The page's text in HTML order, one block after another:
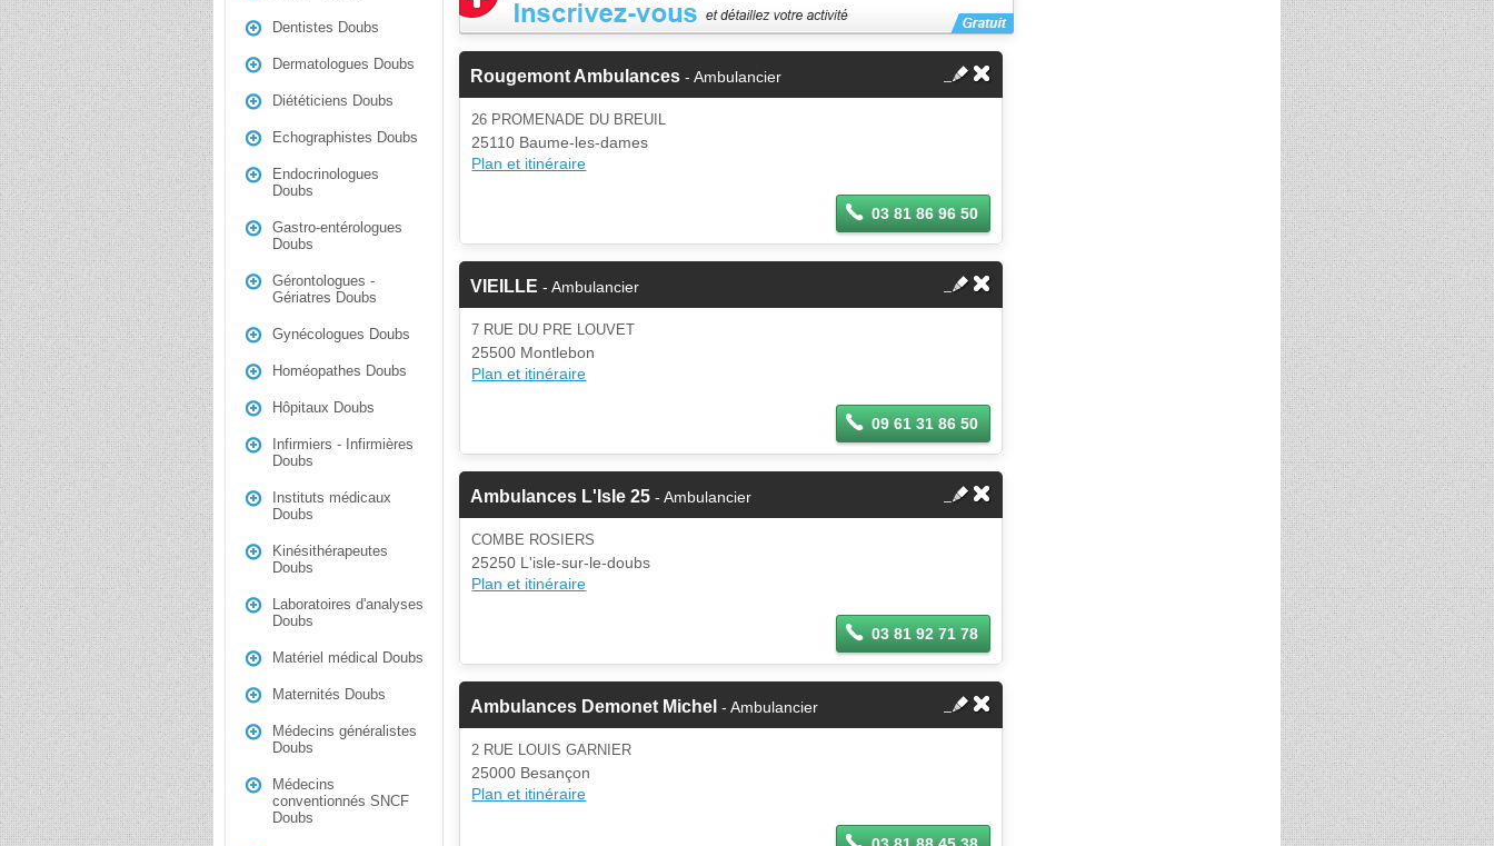
Dentistes Doubs
Dermatologues Doubs
Diététiciens Doubs
Echographistes Doubs
Endocrinologues
Doubs
Gastro-entérologues
Doubs
Gérontologues -
Gériatres Doubs
Gynécologues Doubs
Homéopathes Doubs
Hôpitaux Doubs
Infirmiers - Infirmières
Doubs
Instituts médicaux
Doubs
Kinésithérapeutes
Doubs
Laboratoires d'analyses
Doubs
Matériel médical Doubs
Maternités Doubs
Médecins généralistes
Doubs
Médecins
conventionnés SNCF
Doubs
Rougemont Ambulances - Ambulancier
26 PROMENADE DU BREUIL
25110 Baume-les-dames
Plan et itinéraire
03 81 86 96 50
VIEILLE - Ambulancier
7 RUE DU PRE LOUVET
25500 Montlebon
Plan et itinéraire
09 61 31 86 50
Ambulances L'Isle 25 - Ambulancier
COMBE ROSIERS
25250 L'isle-sur-le-doubs
Plan et itinéraire
03 81 92 71 78
Ambulances Demonet Michel - Ambulancier
2 RUE LOUIS GARNIER
25000 Besançon
Plan et itinéraire